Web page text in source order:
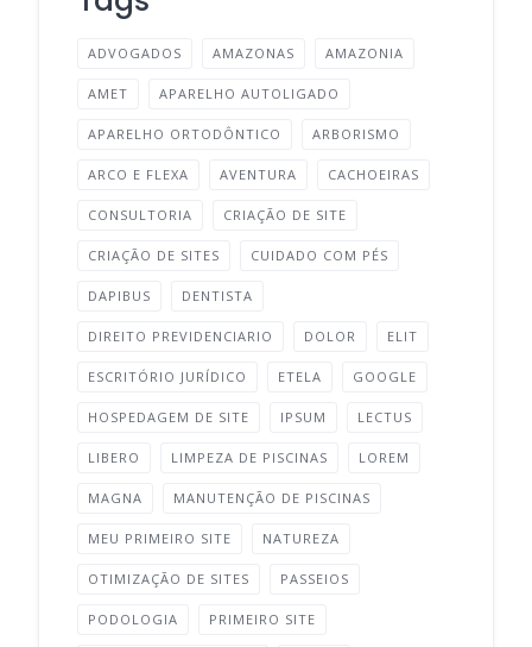
ADVOGADOS AMAZONAS AMAZONIA
AMET APARELHO AUTOLIGADO
APARELHO ORTODÔNTICO ARBORISMO
ARCO E FLEXA AVENTURA CACHOEIRAS
CONSULTORIA CRIAÇÃO DE SITE
CRIAÇÃO DE SITES CUIDADO COM PÉS
DAPIBUS DENTISTA
DIREITO PREVIDENCIARIO DOLOR ELIT
ESCRITÓRIO JURÍDICO ETELA GOOGLE
HOSPEDAGEM DE SITE IPSUM LECTUS
LIBERO LIMPEZA DE PISCINAS LOREM
MAGNA MANUTENÇÃO DE PISCINAS
MEU PRIMEIRO SITE NATUREZA
OTIMIZAÇÃO DE SITES PASSEIOS
PODOLOGIA PRIMEIRO SITE